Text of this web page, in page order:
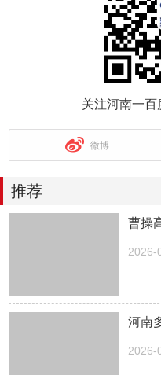
关注河南一
微博
推荐
曹操
2026-
河南
2026-